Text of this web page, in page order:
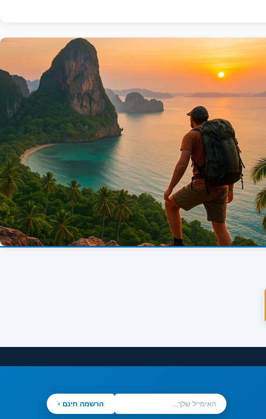
הרשמה חינם ›